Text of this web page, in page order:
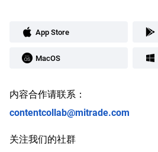
App Store
MacOS
内容合作请联系：
contentcollab@mitrade.com
关注我们的社群